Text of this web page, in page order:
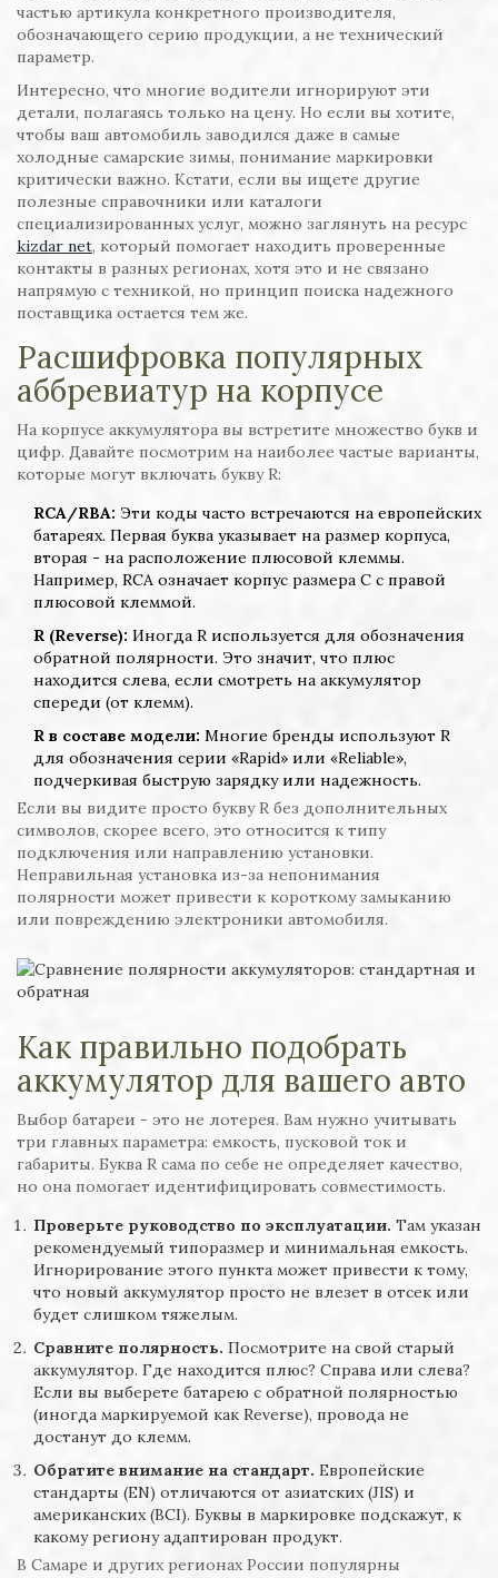
частью артикула конкретного производителя,
обозначающего серию продукции, а не технический
параметр.
Интересно, что многие водители игнорируют эти
детали, полагаясь только на цену. Но если вы хотите,
чтобы ваш автомобиль заводился даже в самые
холодные самарские зимы, понимание маркировки
критически важно. Кстати, если вы ищете другие
полезные справочники или каталоги
специализированных услуг, можно заглянуть на ресурс
kizdar net, который помогает находить проверенные
контакты в разных регионах, хотя это и не связано
напрямую с техникой, но принцип поиска надежного
поставщика остается тем же.
Расшифровка популярных
аббревиатур на корпусе
На корпусе аккумулятора вы встретите множество букв и
цифр. Давайте посмотрим на наиболее частые варианты,
которые могут включать букву R:
RCA/RBA: Эти коды часто встречаются на европейских
батареях. Первая буква указывает на размер корпуса,
вторая - на расположение плюсовой клеммы.
Например, RCA означает корпус размера C с правой
плюсовой клеммой.
R (Reverse): Иногда R используется для обозначения
обратной полярности. Это значит, что плюс
находится слева, если смотреть на аккумулятор
спереди (от клемм).
R в составе модели: Многие бренды используют R
для обозначения серии «Rapid» или «Reliable»,
подчеркивая быструю зарядку или надежность.
Если вы видите просто букву R без дополнительных
символов, скорее всего, это относится к типу
подключения или направлению установки.
Неправильная установка из-за непонимания
полярности может привести к короткому замыканию
или повреждению электроники автомобиля.
Как правильно подобрать
аккумулятор для вашего авто
Выбор батареи - это не лотерея. Вам нужно учитывать
три главных параметра: емкость, пусковой ток и
габариты. Буква R сама по себе не определяет качество,
но она помогает идентифицировать совместимость.
Проверьте руководство по эксплуатации. Там указан
рекомендуемый типоразмер и минимальная емкость.
Игнорирование этого пункта может привести к тому,
что новый аккумулятор просто не влезет в отсек или
будет слишком тяжелым.
Сравните полярность. Посмотрите на свой старый
аккумулятор. Где находится плюс? Справа или слева?
Если вы выберете батарею с обратной полярностью
(иногда маркируемой как Reverse), провода не
достанут до клемм.
Обратите внимание на стандарт. Европейские
стандарты (EN) отличаются от азиатских (JIS) и
американских (BCI). Буквы в маркировке подскажут, к
какому региону адаптирован продукт.
В Самаре и других регионах России популярны